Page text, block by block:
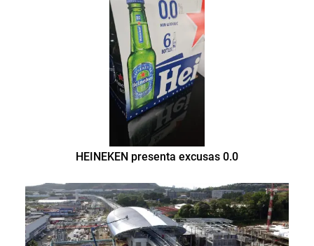
HEINEKEN presenta excusas 0.0